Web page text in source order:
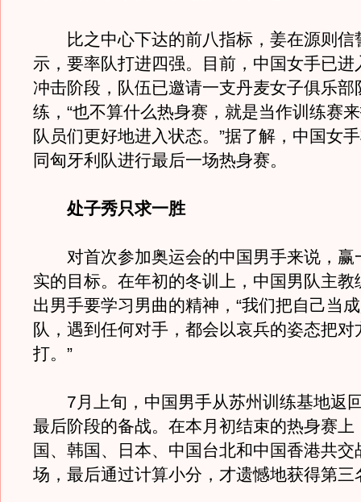
比之中心下达的前八指标，姜在源则信
示，要率队打进四强。目前，中国女手已进
冲击阶段，队伍已邀请一支丹麦女子俱乐部
练，“也不算什么热身赛，就是当作训练赛
队员们更好地进入状态。”据了解，中国女
同匈牙利队进行最后一场热身赛。
处子秀只求一胜
对首次参加奥运会的中国男手来说，赢
实的目标。在年初的冬训上，中国男队主教
出男手要学习男曲的精神，“我们把自己当
队，遇到任何对手，都会以哀兵的姿态把对
打。”
7月上旬，中国男手从苏州训练基地返
最后阶段的备战。在本月初结束的热身赛上
国、韩国、日本、中国台北和中国香港共
场，最后通过计算小分，才遗憾地获得第三